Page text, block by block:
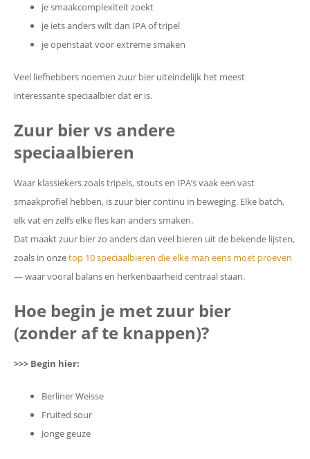
je smaakcomplexiteit zoekt
je iets anders wilt dan IPA of tripel
je openstaat voor extreme smaken
Veel liefhebbers noemen zuur bier uiteindelijk het meest
interessante speciaalbier dat er is.
Zuur bier vs andere
speciaalbieren
Waar klassiekers zoals tripels, stouts en IPA’s vaak een vast
smaakprofiel hebben, is zuur bier continu in beweging. Elke batch,
elk vat en zelfs elke fles kan anders smaken.
Dat maakt zuur bier zo anders dan veel bieren uit de bekende lijsten,
zoals in onzetop 10 speciaalbieren die elke man eens moet proeven
— waar vooral balans en herkenbaarheid centraal staan.
Hoe begin je met zuur bier
(zonder af te knappen)?
>>> Begin hier:
Berliner Weisse
Fruited sour
Jonge geuze